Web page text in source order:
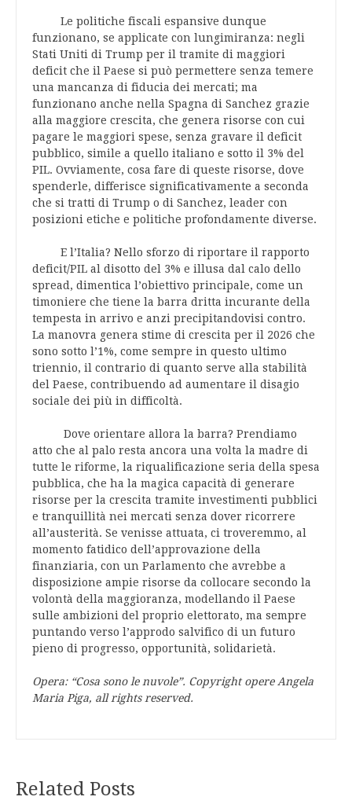
Le politiche fiscali espansive dunque
funzionano, se applicate con lungimiranza: negli
Stati Uniti di Trump per il tramite di maggiori
deficit che il Paese si può permettere senza temere
una mancanza di fiducia dei mercati; ma
funzionano anche nella Spagna di Sanchez grazie
alla maggiore crescita, che genera risorse con cui
pagare le maggiori spese, senza gravare il deficit
pubblico, simile a quello italiano e sotto il 3% del
PIL. Ovviamente, cosa fare di queste risorse, dove
spenderle, differisce significativamente a seconda
che si tratti di Trump o di Sanchez, leader con
posizioni etiche e politiche profondamente diverse.
E l’Italia? Nello sforzo di riportare il rapporto
deficit/PIL al disotto del 3% e illusa dal calo dello
spread, dimentica l’obiettivo principale, come un
timoniere che tiene la barra dritta incurante della
tempesta in arrivo e anzi precipitandovisi contro.
La manovra genera stime di crescita per il 2026 che
sono sotto l’1%, come sempre in questo ultimo
triennio, il contrario di quanto serve alla stabilità
del Paese, contribuendo ad aumentare il disagio
sociale dei più in difficoltà.
Dove orientare allora la barra? Prendiamo
atto che al palo resta ancora una volta la madre di
tutte le riforme, la riqualificazione seria della spesa
pubblica, che ha la magica capacità di generare
risorse per la crescita tramite investimenti pubblici
e tranquillità nei mercati senza dover ricorrere
all’austerità. Se venisse attuata, ci troveremmo, al
momento fatidico dell’approvazione della
finanziaria, con un Parlamento che avrebbe a
disposizione ampie risorse da collocare secondo la
volontà della maggioranza, modellando il Paese
sulle ambizioni del proprio elettorato, ma sempre
puntando verso l’approdo salvifico di un futuro
pieno di progresso, opportunità, solidarietà.
Opera: “Cosa sono le nuvole”. Copyright opere Angela
Maria Piga, all rights reserved.
Related Posts